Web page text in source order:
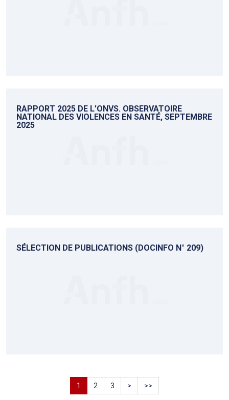
RAPPORT 2025 DE L’ONVS. OBSERVATOIRE
NATIONAL DES VIOLENCES EN SANTÉ, SEPTEMBRE
2025
SÉLECTION DE PUBLICATIONS (DOCINFO N° 209)
1 2 3 > >>